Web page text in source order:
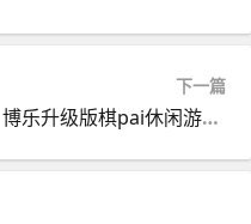
下一篇
博乐升级版棋pai休闲游戏组件